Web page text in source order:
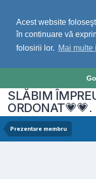
Acest website
în continuare vă
folosirii lor. Mai multe
SLĂBIM
ORDONAT💗💗.
Prezentare membru